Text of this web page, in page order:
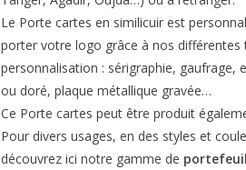
Le Porte cartes en similicuir est
porter votre logo grâce à nos différentes
personnalisation : sérigraphie, gaufrage,
ou doré, plaque métallique gravée…
Ce Porte cartes peut être produit
Pour divers usages, en des styles et
découvrez ici notre gamme de